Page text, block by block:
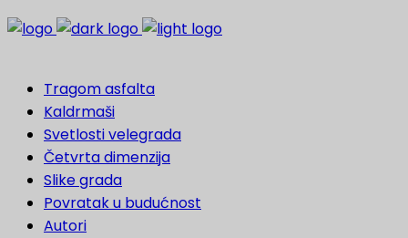
Tragom asfalta
Kaldrmaši
Svetlosti velegrada
Četvrta dimenzija
Slike grada
Povratak u budućnost
Autori